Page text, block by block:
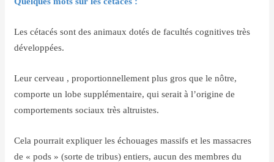
Les cétacés sont des animaux dotés de facultés cognitives très
développées.
Leur cerveau , proportionnellement plus gros que le nôtre,
comporte un lobe supplémentaire, qui serait à l’origine de
comportements sociaux très altruistes.
Cela pourrait expliquer les échouages massifs et les massacres
de « pods » (sorte de tribus) entiers, aucun des membres du